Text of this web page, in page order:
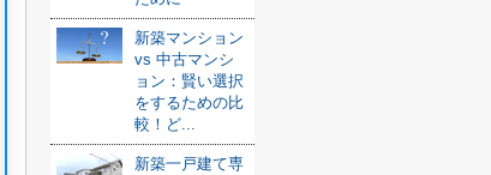
新築マンション
vs 中古マンシ
ョン：賢い選択
をするための比
較！ど...
新築一戸建て専